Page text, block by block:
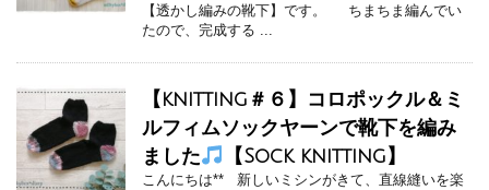
【透かし編みの靴下】です。 ちまちま編んでい
たので、完成する ...
【knitting＃６】コロポックル＆ミ
ルフィムソックヤーンで靴下を編み
ました
【Sock knitting】
こんにちは** 新しいミシンがきて、直線縫いを楽